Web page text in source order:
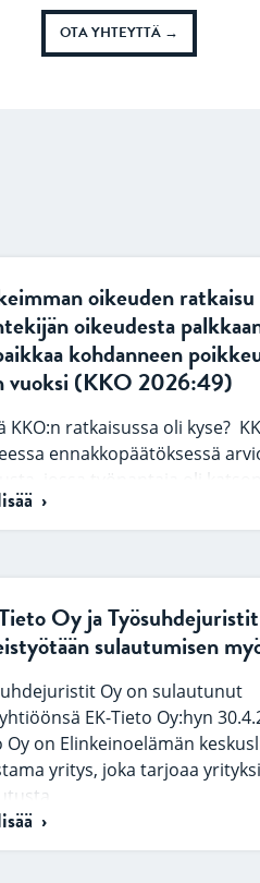
OTA YHTEYTTÄ
oikeuden ratkaisu
oikeudesta
kohdanneen
vuoksi (KKO 2026:49)
KKO:n ratkaisussa oli kyse?
ennakkopäätöksessä
A:n työnteon
Oy ja
sulautumisen
Oy on sulautunut
EK-Tieto Oy:hyn
Oy on Elinkeinoelämän
yritys, joka tarjoaa